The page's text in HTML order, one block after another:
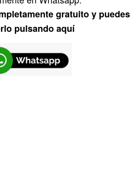
gratuito y puedes
pulsando aquí